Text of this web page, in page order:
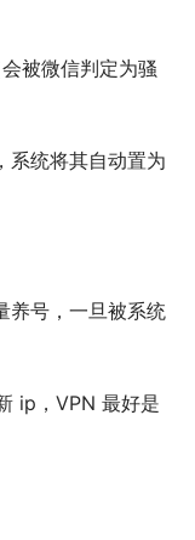
被微信判定为骚
系统将其自动置为
养号，一旦被系统
ip，VPN 最好是